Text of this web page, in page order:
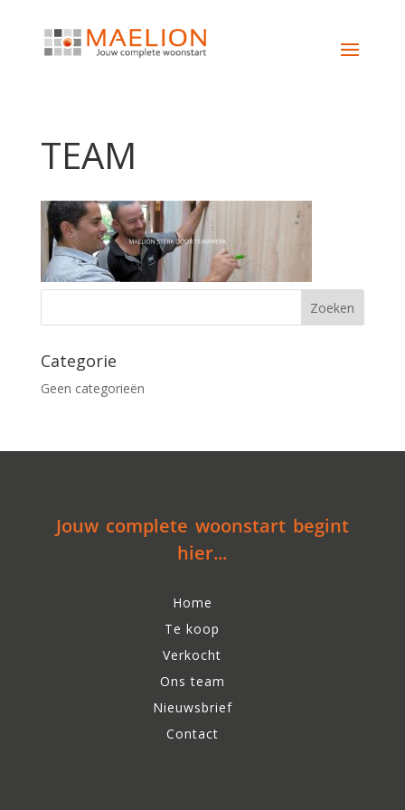
TEAM
Categorie
Geen categorieën
Jouw complete woonstart begint
hier...
Home
Te koop
Verkocht
Ons team
Nieuwsbrief
Contact